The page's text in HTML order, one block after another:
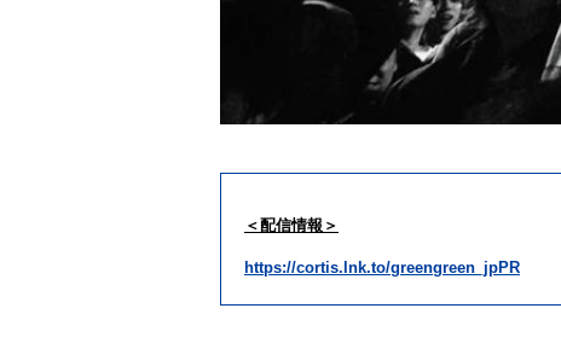
＜配信情報＞
https://cortis.lnk.to/greengreen_jpPR